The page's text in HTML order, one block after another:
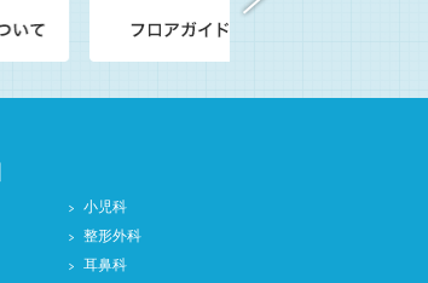
小児科
整形外科
耳鼻科